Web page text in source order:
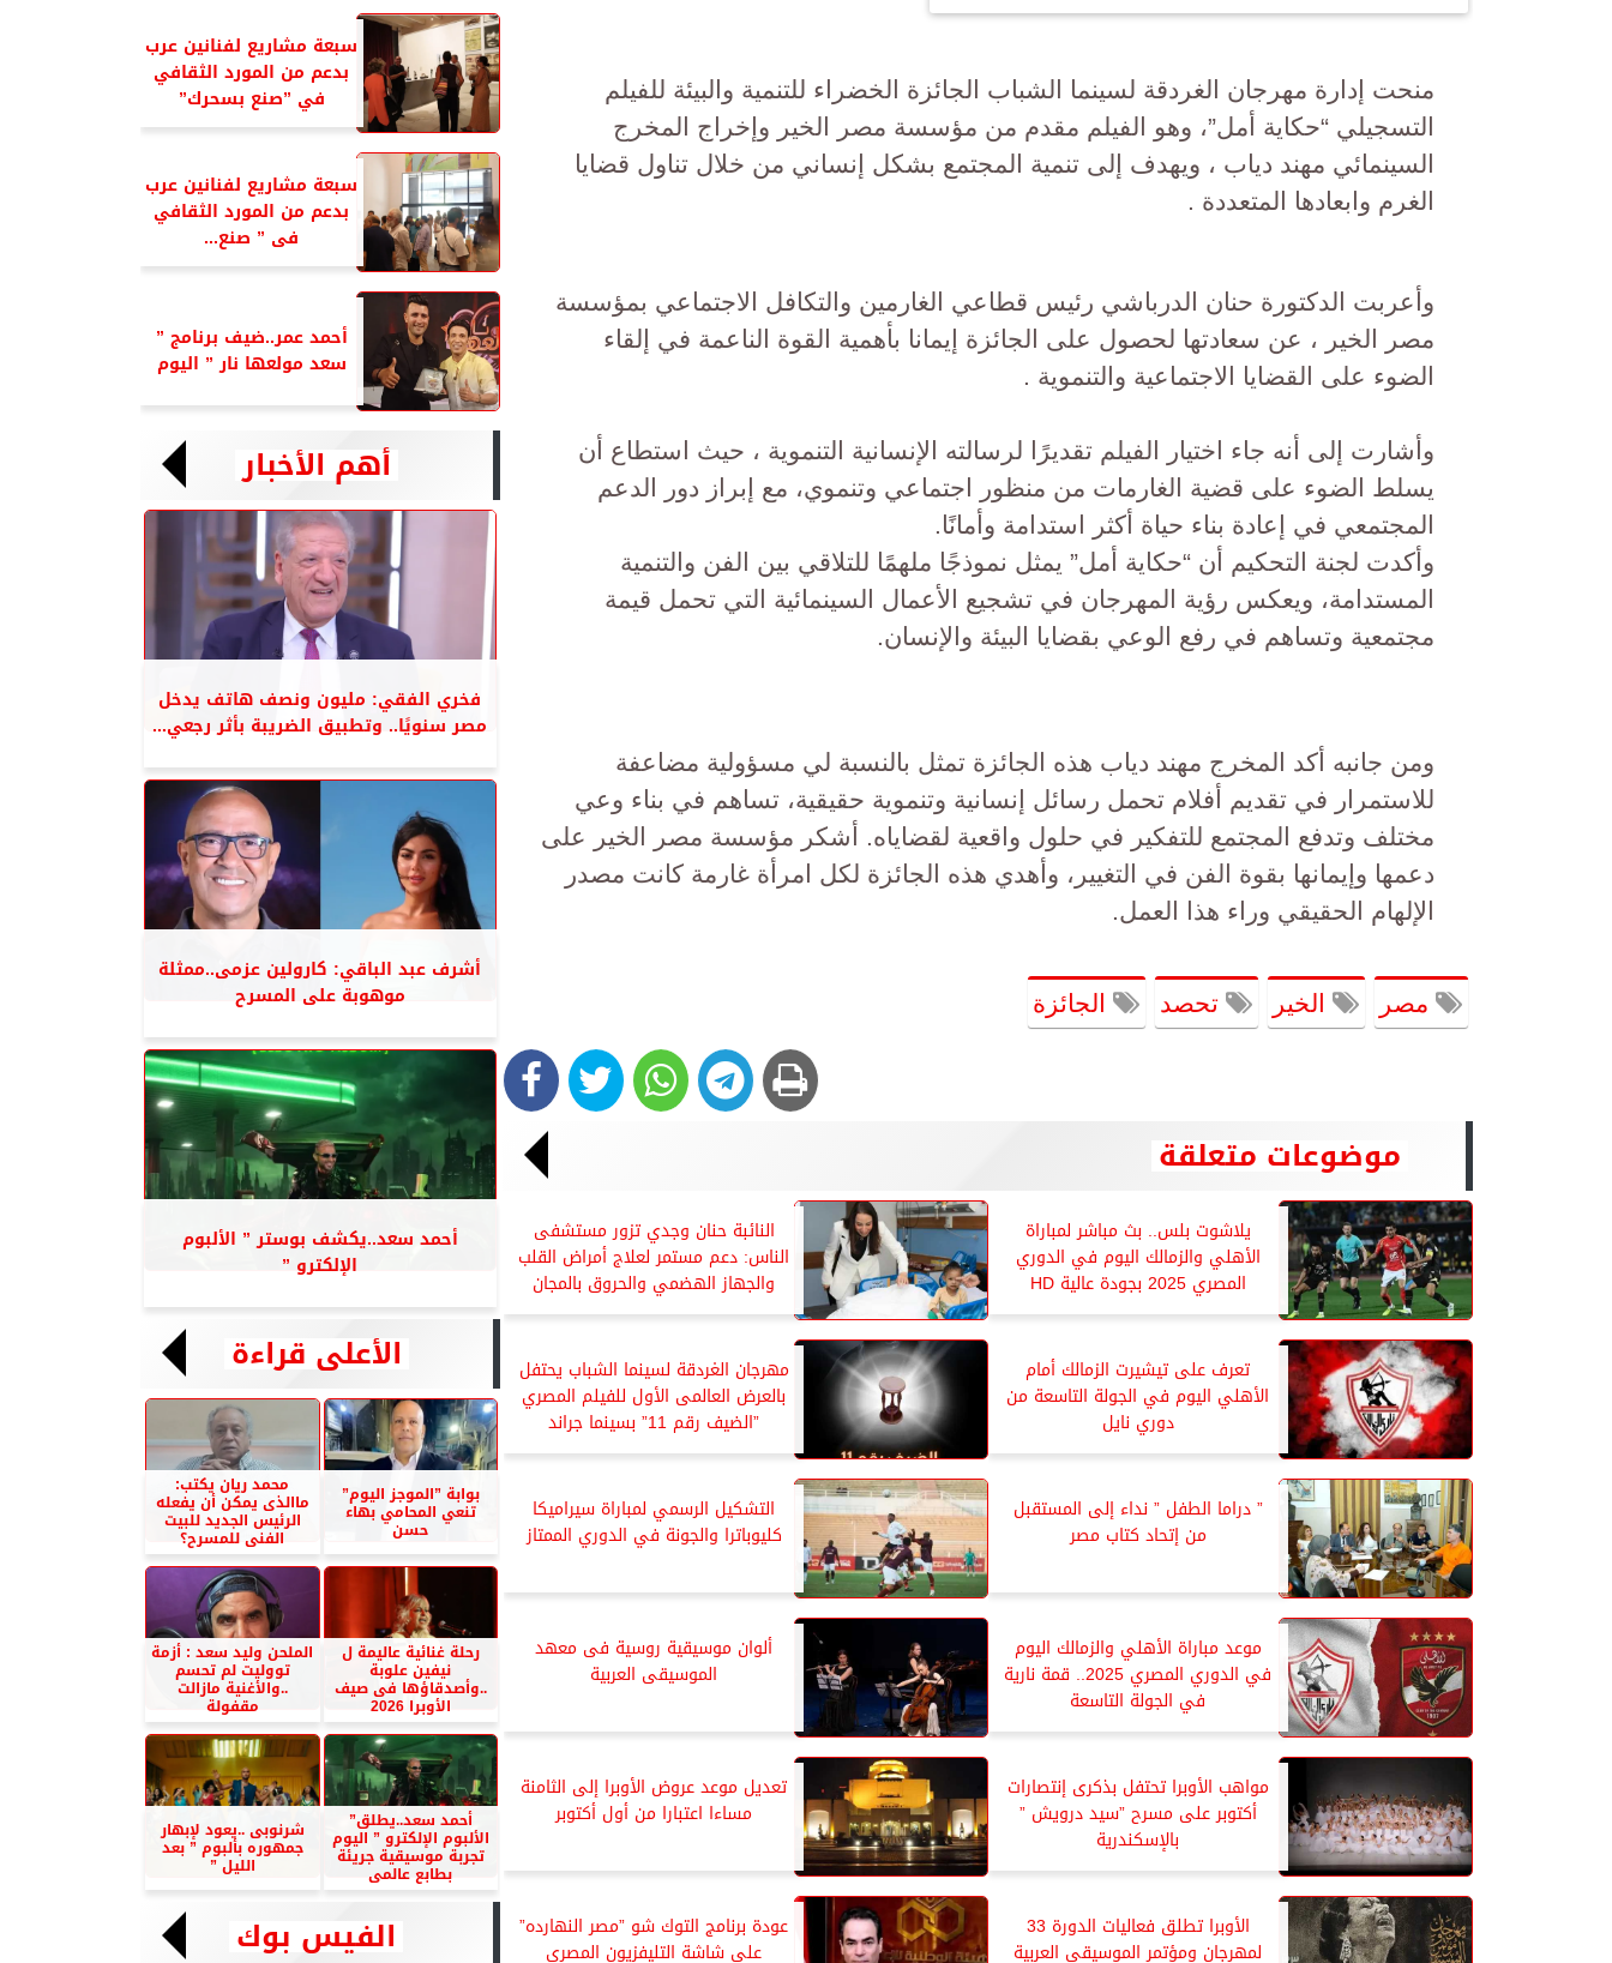
منحت إدارة مهرجان الغردقة لسينما الشباب الجائزة الخضراء للتنمية والبيئة للفيلم
التسجيلي “حكاية أمل”، وهو الفيلم مقدم من مؤسسة مصر الخير وإخراج المخرج
السينمائي مهند دياب ، ويهدف إلى تنمية المجتمع بشكل إنساني من خلال تناول قضايا
الغرم وابعادها المتعددة .
وأعربت الدكتورة حنان الدرباشي رئيس قطاعي الغارمين والتكافل الاجتماعي بمؤسسة
مصر الخير ، عن سعادتها لحصول على الجائزة إيمانا بأهمية القوة الناعمة في إلقاء
الضوء على القضايا الاجتماعية والتنموية .
وأشارت إلى أنه جاء اختيار الفيلم تقديرًا لرسالته الإنسانية التنموية ، حيث استطاع أن
يسلط الضوء على قضية الغارمات من منظور اجتماعي وتنموي، مع إبراز دور الدعم
المجتمعي في إعادة بناء حياة أكثر استدامة وأمانًا.
وأكدت لجنة التحكيم أن “حكاية أمل” يمثل نموذجًا ملهمًا للتلاقي بين الفن والتنمية
المستدامة، ويعكس رؤية المهرجان في تشجيع الأعمال السينمائية التي تحمل قيمة
مجتمعية وتساهم في رفع الوعي بقضايا البيئة والإنسان.
ومن جانبه أكد المخرج مهند دياب هذه الجائزة تمثل بالنسبة لي مسؤولية مضاعفة
للاستمرار في تقديم أفلام تحمل رسائل إنسانية وتنموية حقيقية، تساهم في بناء وعي
مختلف وتدفع المجتمع للتفكير في حلول واقعية لقضاياه. أشكر مؤسسة مصر الخير على
دعمها وإيمانها بقوة الفن في التغيير، وأهدي هذه الجائزة لكل امرأة غارمة كانت مصدر
الإلهام الحقيقي وراء هذا العمل.
مصر الخير تحصد الجائزة
موضوعات متعلقة
يلاشوت بلس.. بث مباشر لمباراة
الأهلي والزمالك اليوم في الدوري
المصري 2025 بجودة عالية HD
النائبة حنان وجدي تزور مستشفى
الناس: دعم مستمر لعلاج أمراض القلب
والجهاز الهضمي والحروق بالمجان
تعرف على تيشيرت الزمالك أمام
الأهلي اليوم في الجولة التاسعة من
دوري نايل
مهرجان الغردقة لسينما الشباب يحتفل
بالعرض العالمى الأول للفيلم المصري
”الضيف رقم 11” بسينما جراند
” دراما الطفل ” نداء إلى المستقبل
من إتحاد كتاب مصر
التشكيل الرسمي لمباراة سيراميكا
كليوباترا والجونة في الدوري الممتاز
موعد مباراة الأهلي والزمالك اليوم
في الدوري المصري 2025.. قمة نارية
في الجولة التاسعة
ألوان موسيقية روسية فى معهد
الموسيقى العربية
مواهب الأوبرا تحتفل بذكرى إنتصارات
أكتوبر على مسرح ”سيد درويش ”
بالإسكندرية
تعديل موعد عروض الأوبرا إلى الثامنة
مساءا اعتبارا من أول أكتوبر
الأوبرا تطلق فعاليات الدورة 33
لمهرجان ومؤتمر الموسيقى العربية
عودة برنامج التوك شو ”مصر النهارده”
على شاشة التليفزيون المصري
سبعة مشاريع لفنانين عرب
بدعم من المورد الثقافي
في ”صنع بسحرك”
سبعة مشاريع لفنانين عرب
بدعم من المورد الثقافي
فى ” صنع...
أحمد عمر..ضيف برنامج ”
سعد مولعها نار ” اليوم
أهم الأخبار
فخري الفقي: مليون ونصف هاتف يدخل
مصر سنويًا.. وتطبيق الضريبة بأثر رجعي...
أشرف عبد الباقي: كارولين عزمى..ممثلة
موهوبة على المسرح
أحمد سعد..يكشف بوستر ” الألبوم
الإلكترو ”
الأعلى قراءة
بوابة ”الموجز اليوم”
تنعي المحامي بهاء
حسن
محمد ريان يكتب:
ماالذى يمكن أن يفعله
الرئيس الجديد للبيت
الفنى للمسرح؟
رحلة غنائية عاليمة ل
نيفين علوبة
..وأصدقاؤها فى صيف
الأوبرا 2026
الملحن وليد سعد : أزمة
تووليت لم تحسم
..والأغنية مازالت
مقفولة
أحمد سعد..يطلق”
الألبوم الإلكترو ” اليوم
تجربة موسيقية جريئة
بطابع عالمى
شرنوبى ..يعود لإبهار
جمهوره بألبوم ” بعد
الليل ”
الفيس بوك